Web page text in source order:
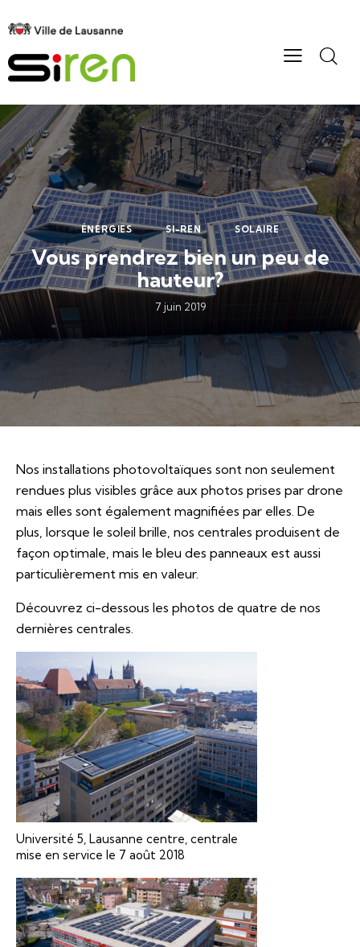
ÉNERGIES SI-REN SOLAIRE
Vous prendrez bien un peu de
hauteur?
7 juin 2019
Nos installations photovoltaïques sont non seulement
rendues plus visibles grâce aux photos prises par drone
mais elles sont également magnifiées par elles. De
plus, lorsque le soleil brille, nos centrales produisent de
façon optimale, mais le bleu des panneaux est aussi
particulièrement mis en valeur.
Découvrez ci-dessous les photos de quatre de nos
dernières centrales.
Université 5, Lausanne centre, centrale
mise en service le 7 août 2018